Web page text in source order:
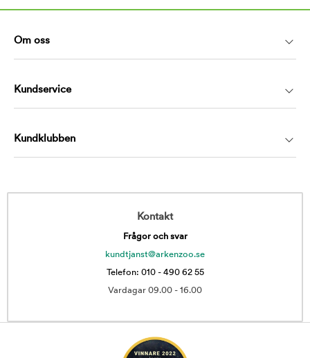
Om oss
Kundservice
Kundklubben
Kontakt
Frågor och svar
kundtjanst@arkenzoo.se
Telefon: 010 - 490 62 55
Vardagar 09.00 - 16.00